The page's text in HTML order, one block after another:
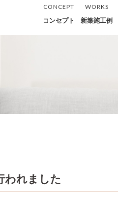
CONCEPT
コンセプト
WORKS
新築施工例
われました